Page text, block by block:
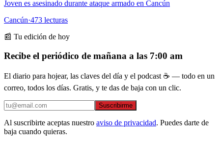
Joven es asesinado durante ataque armado en Cancún
Cancún·473 lecturas
📰 Tu edición de hoy
Recibe el periódico de mañana a las 7:00 am
El diario para hojear, las claves del día y el podcast ☕ — todo en un
correo, todos los días. Gratis, y te das de baja con un clic.
Suscribirme
Al suscribirte aceptas nuestro aviso de privacidad. Puedes darte de
baja cuando quieras.